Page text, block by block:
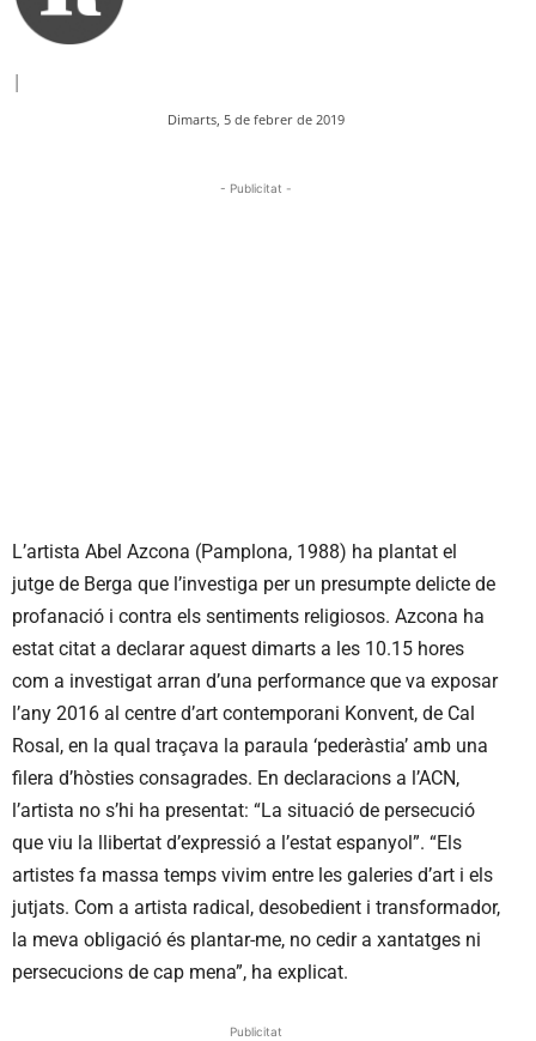
|
Dimarts, 5 de febrer de 2019
- Publicitat -
L’artista Abel Azcona (Pamplona, 1988) ha plantat el
jutge de Berga que l’investiga per un presumpte delicte de
profanació i contra els sentiments religiosos. Azcona ha
estat citat a declarar aquest dimarts a les 10.15 hores
com a investigat arran d’una performance que va exposar
l’any 2016 al centre d’art contemporani Konvent, de Cal
Rosal, en la qual traçava la paraula ‘pederàstia’ amb una
filera d’hòsties consagrades. En declaracions a l’ACN,
l’artista no s’hi ha presentat: “La situació de persecució
que viu la llibertat d’expressió a l’estat espanyol”. “Els
artistes fa massa temps vivim entre les galeries d’art i els
jutjats. Com a artista radical, desobedient i transformador,
la meva obligació és plantar-me, no cedir a xantatges ni
persecucions de cap mena”, ha explicat.
Publicitat